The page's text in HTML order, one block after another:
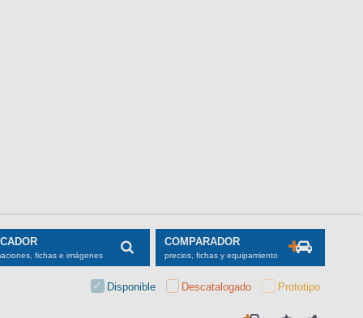
fichas e imágenes
COMPARADOR
precios, fichas y equipamiento
Disponible Descatalogado Prototipo